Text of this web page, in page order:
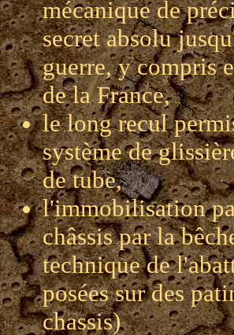
mécanique de
secret absolu
guerre, y compris
de la France,
le long recul
système de
de tube,
l'immobilisation
châssis par la
technique de
posées sur des
chassis)